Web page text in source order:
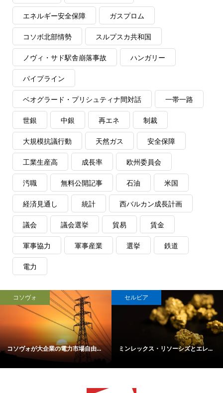
エネルギー安全保障 ガスプロム
コソボ北部情勢 スルプスカ共和国
ノヴィ・サド駅舎崩落事故 ハンガリー
パイプライン
ベオグラード・プリシュティナ間対話 一帯一路
世銀 中銀 再エネ 制裁
大規模抗議行動 天然ガス 安全保障
工業生産高 成長率 欧州委員会
汚職 無料公開記事 石油 米国
経済見通し 統計 西バルカン成長計画
議会 議会選挙 貿易 賃金
軍事協力 軍事産業 選挙 鉄道
電力
コソヴォ
コソヴォが大企業の電力市場自由...
セルビア
ミンレックス・リソーシズとエレ...